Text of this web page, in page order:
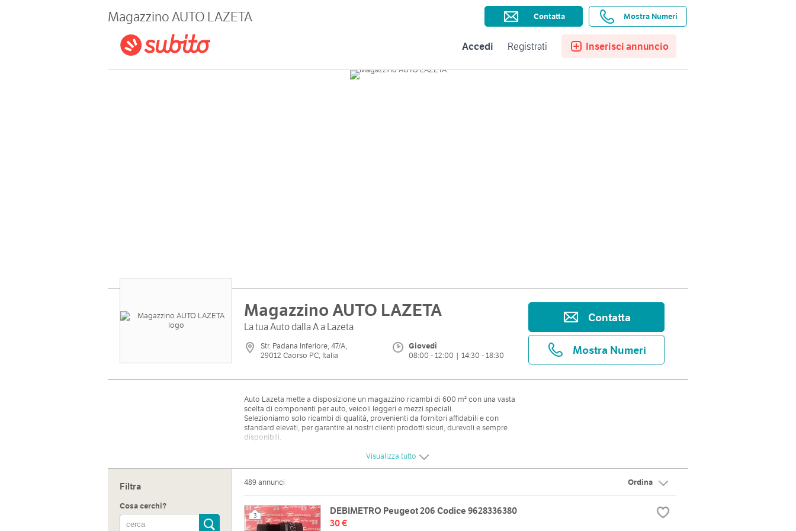
Magazine Subito per le Aziende Assistenza Ricerche salvate Preferiti
Accedi Registrati Inserisci annuncio
Magazzino AUTO LAZETA Contatta Mostra Numeri
Magazzino AUTO LAZETA
La tua Auto dalla A a Lazeta
Str. Padana Inferiore, 47/A,
29012 Caorso PC, Italia
Giovedì
08:00 - 12:00 | 14:30 - 18:30
Contatta
Mostra Numeri
Auto Lazeta mette a disposizione un magazzino ricambi di 600 m² con una vasta
scelta di componenti per auto, veicoli leggeri e mezzi speciali.
Selezioniamo solo ricambi di qualità, provenienti da fornitori affidabili e con
standard elevati, per garantire ai nostri clienti prodotti sicuri, durevoli e sempre
disponibili.
Visualizza tutto
Filtra
Cosa cerchi?
489 annunci Ordina
3
DEBIMETRO Peugeot 206 Codice 9628336380
30 €